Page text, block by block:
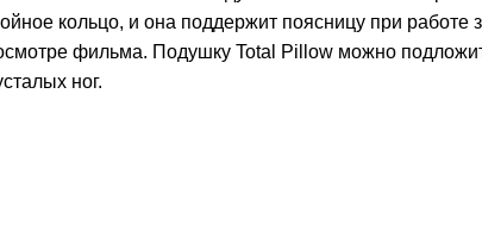
кольцо, и она поддержит поясницу при работе
фильма. Подушку Total Pillow можно
ног.